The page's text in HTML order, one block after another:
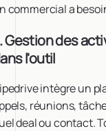
commercial a
Gestion des
l'outil
intègre un
réunions,
deal ou contact.